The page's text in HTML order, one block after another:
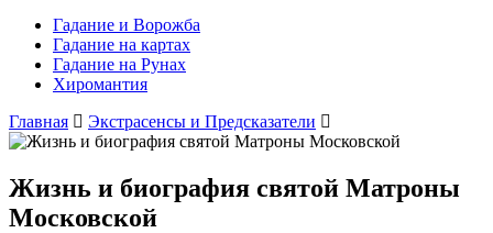
Гадание и Ворожба
Гадание на картах
Гадание на Рунах
Хиромантия
Главная
Экстрасенсы и Предсказатели
Жизнь и биография святой Матроны
Московской